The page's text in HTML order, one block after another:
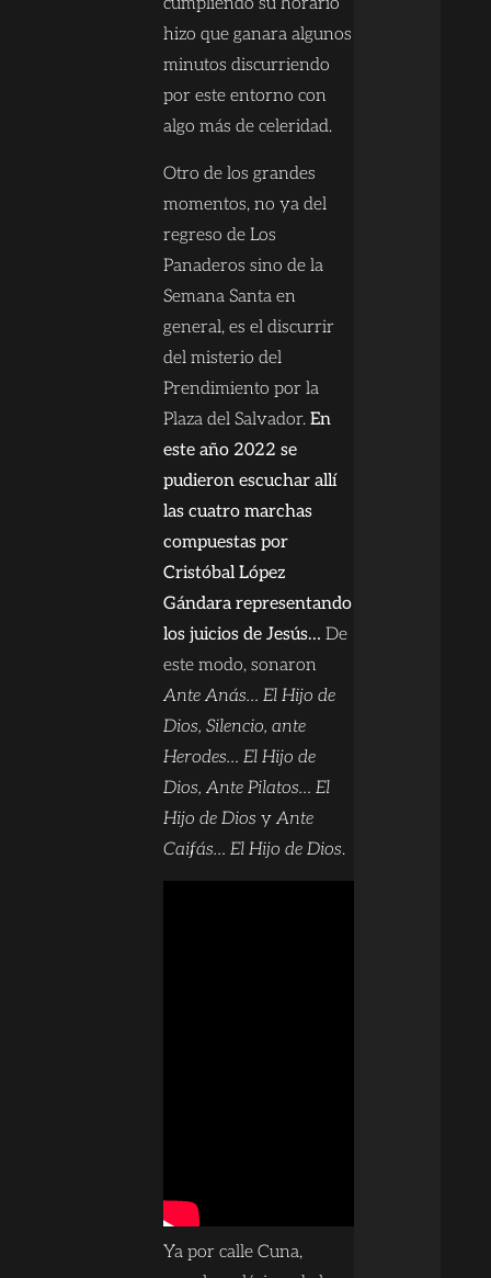
cumpliendo su horario
hizo que ganara algunos
minutos discurriendo
por este entorno con
algo más de celeridad.
Otro de los grandes
momentos, no ya del
regreso de Los
Panaderos sino de la
Semana Santa en
general, es el discurrir
del misterio del
Prendimiento por la
Plaza del Salvador. En
este año 2022 se
pudieron escuchar allí
las cuatro marchas
compuestas por
Cristóbal López
Gándara representando
los juicios de Jesús… De
este modo, sonaron
Ante Anás… El Hijo de
Dios, Silencio, ante
Herodes… El Hijo de
Dios, Ante Pilatos… El
Hijo de Dios yAnte
Caifás… El Hijo de Dios.
Ya por calle Cuna,